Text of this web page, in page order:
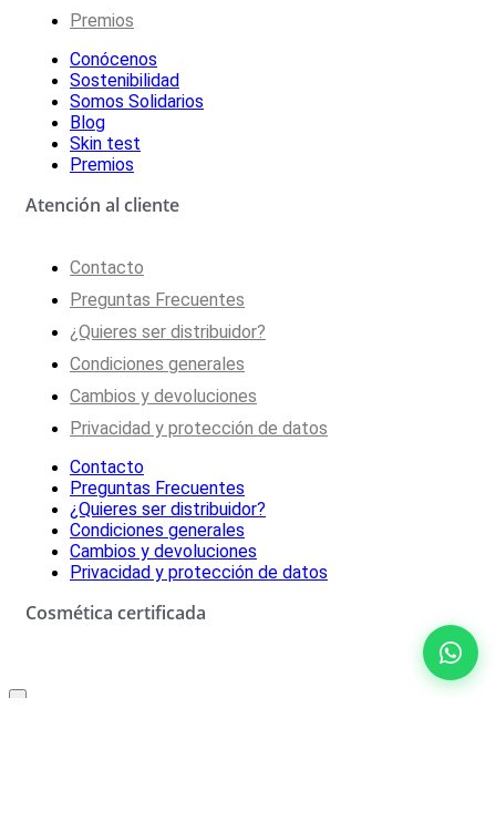
Premios
Conócenos
Sostenibilidad
Somos Solidarios
Blog
Skin test
Premios
Atención al cliente
Contacto
Preguntas Frecuentes
¿Quieres ser distribuidor?
Condiciones generales
Cambios y devoluciones
Privacidad y protección de datos
Contacto
Preguntas Frecuentes
¿Quieres ser distribuidor?
Condiciones generales
Cambios y devoluciones
Privacidad y protección de datos
Cosmética certificada